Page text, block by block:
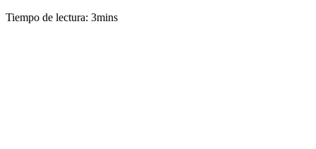
Tiempo de lectura: 3mins